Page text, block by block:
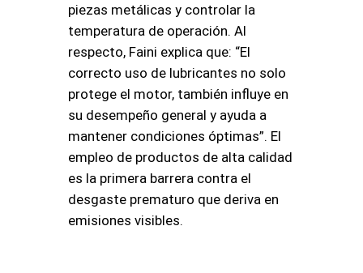
piezas metálicas y controlar la
temperatura de operación. Al
respecto, Faini explica que: “El
correcto uso de lubricantes no solo
protege el motor, también influye en
su desempeño general y ayuda a
mantener condiciones óptimas”. El
empleo de productos de alta calidad
es la primera barrera contra el
desgaste prematuro que deriva en
emisiones visibles.